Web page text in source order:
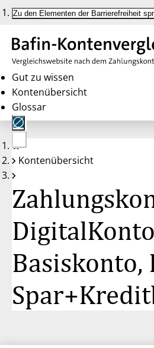
Zu den Elementen der Barrierefreiheit
Gut zu wissen
Kontenübersicht
Glossar
Keine
Konten
Kontenübersicht
Basiskonto,